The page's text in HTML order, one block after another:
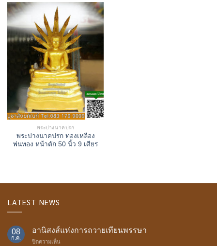
พระปางนาคปรก
พระปางนาคปรก ทองเหลือง
พ่นทอง หน้าตัก 50 นิ้ว 9 เศียร
LATEST NEWS
08
ก.ค.
อานิสงส์แห่งการถวายเทียนพรรษา
ปิดความเห็น